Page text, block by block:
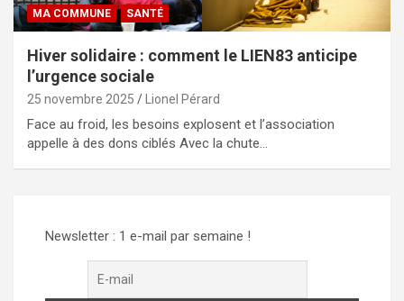
MA COMMUNE SANTÉ
Hiver solidaire : comment le LIEN83 anticipe
l’urgence sociale
25 novembre 2025 Lionel Pérard
Face au froid, les besoins explosent et l’association
appelle à des dons ciblés Avec la chute…
Newsletter : 1 e-mail par semaine !